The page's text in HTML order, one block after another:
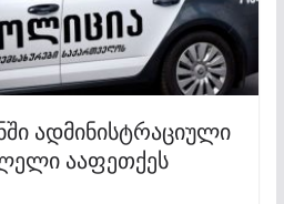
ადმინისტრაციული
ააფეთქეს